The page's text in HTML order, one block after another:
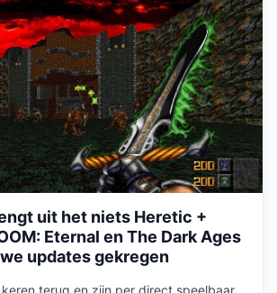
uit het niets Heretic +
Eternal en The Dark Ages
updates gekregen
terug en zijn per direct speelbaar